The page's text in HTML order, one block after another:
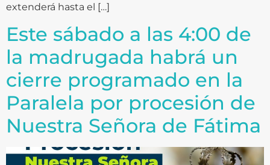
extenderá hasta el […]
Este sábado a las 4:00 de
la madrugada habrá un
cierre programado en la
Paralela por procesión de
Nuestra Señora de Fátima